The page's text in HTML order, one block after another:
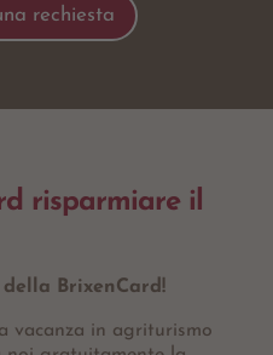
rechiesta
risparmiare il
BrixenCard!
vacanza in agriturismo